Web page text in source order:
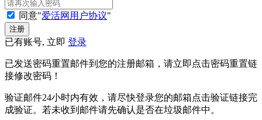
同意"爱活网用户协议"
已有账号, 立即 登录
已发送密码重置邮件到您的注册邮箱，请立即点击密码重置链
接修改密码！
验证邮件24小时内有效，请尽快登录您的邮箱点击验证链接完
成验证。若未收到邮件请先确认是否在垃圾邮件中。